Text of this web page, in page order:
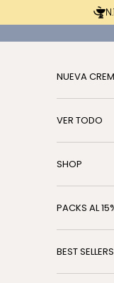
NUEVA
VER TODO
SHOP
PACKS AL
BEST SELLERS